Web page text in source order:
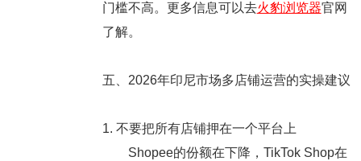
门槛不高。更多信息可以去火豹浏览器官网
了解。
五、2026年印尼市场多店铺运营的实操建议
1. 不要把所有店铺押在一个平台上
Shopee的份额在下降，TikTok Shop在